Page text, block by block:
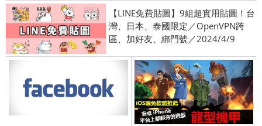
【LINE免費貼圖】9組超實用貼圖！台
灣、日本、泰國限定／OpenVPN跨
區、加好友、綁門號／2024/4/9